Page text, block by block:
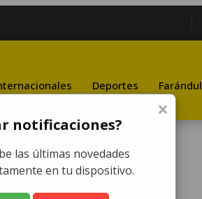
Deportes
×
notificaciones?
las últimas novedades
en tu dispositivo.